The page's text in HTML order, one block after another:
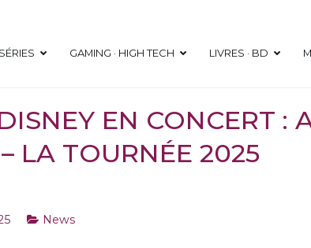
GAMING · HIGH TECH LIVRES · BD
EN CONCERT :
LA TOURNÉE 2025
News